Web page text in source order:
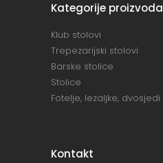
Kategorije proizvoda
Klub stolovi
Trepezarijski stolovi
Barske stolice
Stolice
Fotelje, lezaljke, dvosjedi
Kontakt